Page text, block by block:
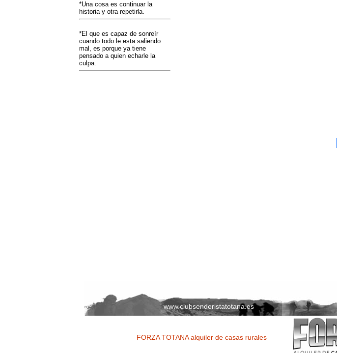
*Una cosa es continuar la
historia y otra repetirla.
*El que es capaz de sonreír
cuando todo le esta saliendo
mal, es porque ya tiene
pensado a quien echarle la
culpa.
www.clubsenderistatotana.es
FORZA TOTANA alquiler de casas rurales